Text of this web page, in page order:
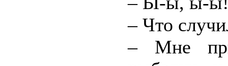
– Что
– Мне